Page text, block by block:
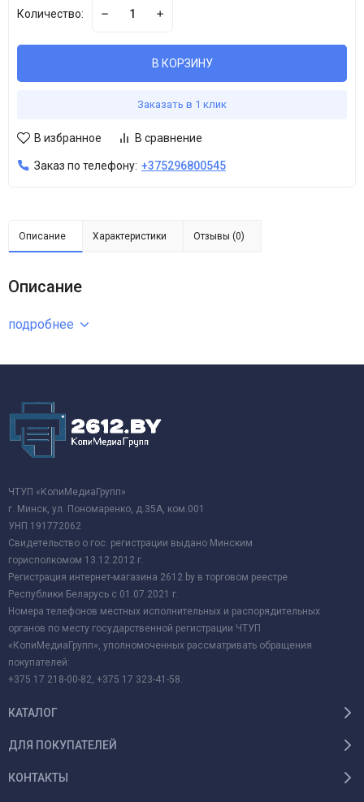
Количество:
В КОРЗИНУ
Заказать в 1 клик
В избранное В сравнение
Заказ по телефону: +375296800545
Описание Характеристики Отзывы (0)
Описание
подробнее
ЧТУП «КопиМедиаГрупп»
г. Минск, ул. Пономаренко, д.35А, ком.001
УНП 191772062
Свидетельство о гос. регистрации выдано Минским
горисполкомом 13.12.2012 г.
Регистрация интернет-магазина 2612.by в торговом реестре
Республики Беларусь с 01.07.2021 г.
Номера телефонов местных исполнительных и распорядительных
органов по месту государственной регистрации ЧТУП
«КопиМедиаГрупп», уполномоченных рассматривать обращения
покупателей:
+375 17 218-00-82, +375 17 323-41-58.
КАТАЛОГ
ДЛЯ ПОКУПАТЕЛЕЙ
КОНТАКТЫ